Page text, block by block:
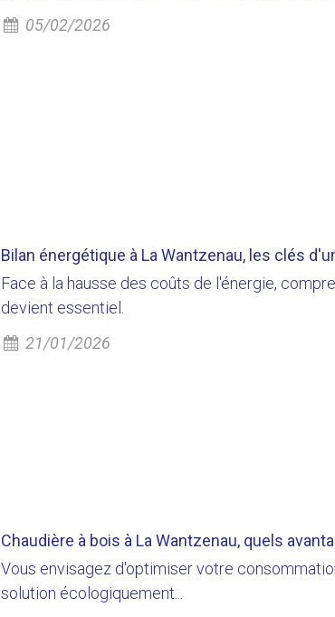
05/02/2026
Bilan énergétique à La Wantzenau, les clés
Face à la hausse des coûts de l'énergie,
devient essentiel.
21/01/2026
Chaudière à bois à La Wantzenau, quels
Vous envisagez d'optimiser votre
solution écologiquement...